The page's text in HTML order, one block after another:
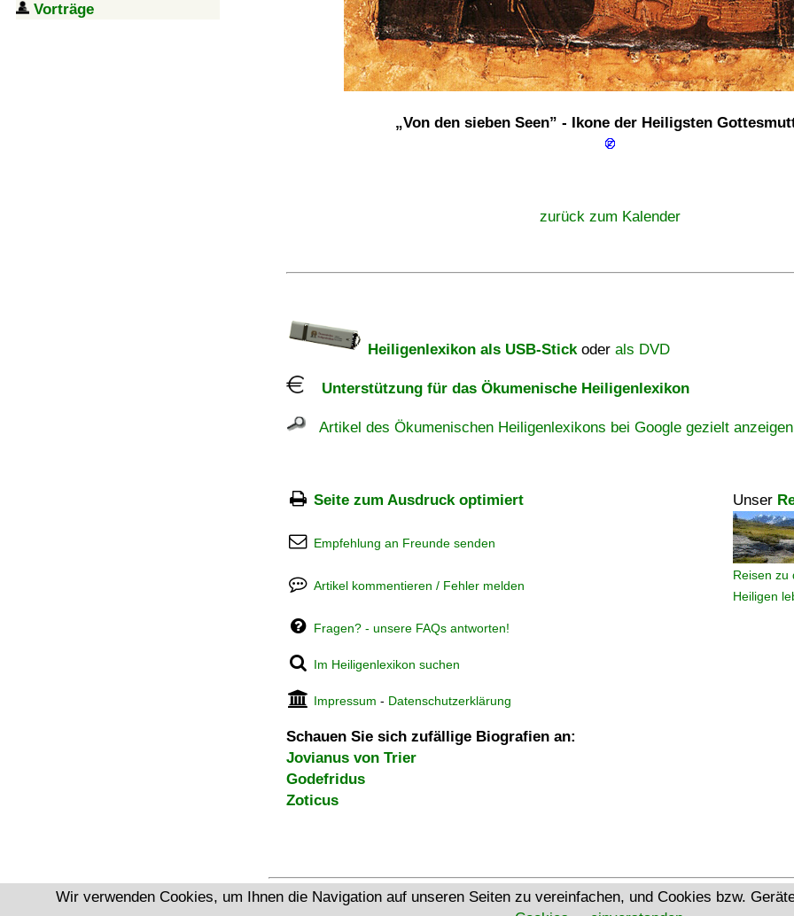
Vorträge
Von den sieben Seen - Ikone der Heiligsten
zurück zum Kalender
Heiligenlexikon als USB-Stickoder als DVD
Unterstützung für das Ökumenische Heiligenlexikon
Artikel des Ökumenischen Heiligenlexikons bei Google gezielt anzeigen
Seite zum Ausdruck optimiert Unser
Reisen zu
Heiligen
Empfehlung an Freunde senden
Artikel kommentieren / Fehler melden
Fragen? - unsere FAQs antworten!
Im Heiligenlexikon suchen
Impressum - Datenschutzerklärung
Schauen Sie sich zufällige Biografien an:
Jovianus von Trier
Godefridus
Zoticus
Ökumenisches Heiligenlexikon
Wir verwenden Cookies, um Ihnen die Navigation auf unseren Seiten zu vereinfachen, und Cookies bzw.